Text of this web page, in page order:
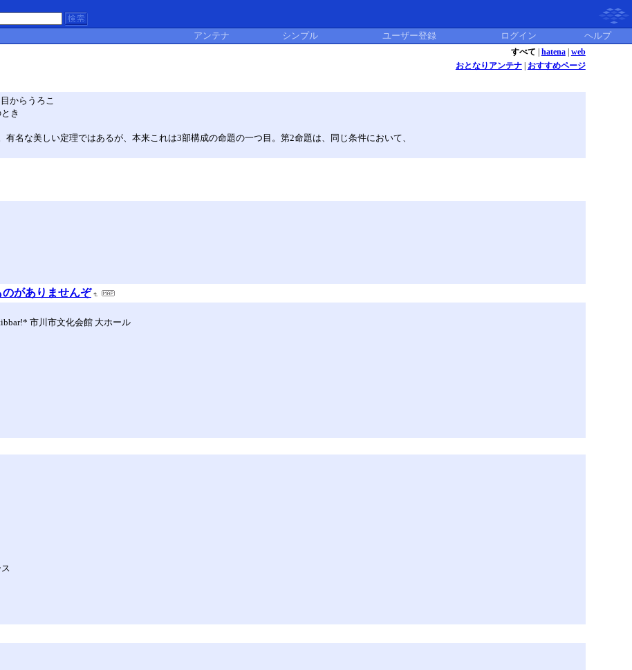
アンテナ シンプル ユーザー登録 ログイン ヘルプ
すべて hatena| web
おとなりアンテナ| おすすめページ
からうろこ
き
名な美しい定理ではあるが、本来これは3部構成の命題の一つ目。第2命題は、同じ条件において、
がありませんぞ
市川市文化会館 大ホール